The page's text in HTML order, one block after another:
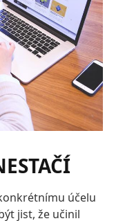
účelu
jist, že učinil